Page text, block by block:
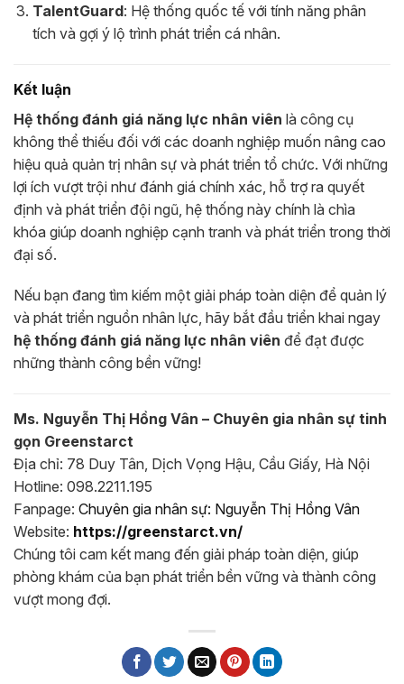
TalentGuard: Hệ thống quốc tế với tính năng phân
tích và gợi ý lộ trình phát triển cá nhân.
Kết luận
Hệ thống đánh giá năng lực nhân viên là công cụ
không thể thiếu đối với các doanh nghiệp muốn nâng cao
hiệu quả quản trị nhân sự và phát triển tổ chức. Với những
lợi ích vượt trội như đánh giá chính xác, hỗ trợ ra quyết
định và phát triển đội ngũ, hệ thống này chính là chìa
khóa giúp doanh nghiệp cạnh tranh và phát triển trong thời
đại số.
Nếu bạn đang tìm kiếm một giải pháp toàn diện để quản lý
và phát triển nguồn nhân lực, hãy bắt đầu triển khai ngay
hệ thống đánh giá năng lực nhân viên để đạt được
những thành công bền vững!
Ms. Nguyễn Thị Hồng Vân – Chuyên gia nhân sự tinh
gọn Greenstarct
Địa chỉ: 78 Duy Tân, Dịch Vọng Hậu, Cầu Giấy, Hà Nội
Hotline: 098.2211.195
Fanpage: Chuyên gia nhân sự: Nguyễn Thị Hồng Vân
Website: https://greenstarct.vn/
Chúng tôi cam kết mang đến giải pháp toàn diện, giúp
phòng khám của bạn phát triển bền vững và thành công
vượt mong đợi.